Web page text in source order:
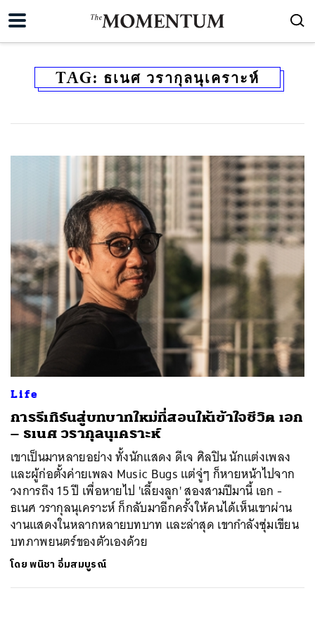
TAG: ธเนศ วรากุลนุเคราะห์
Life
การรีเทิร์นสู่บทบาทใหม่ที่สอนให้เข้าใจชีวิต เอก
– ธเนศ วรากุลนุเคราะห์
เขาเป็นมาหลายอย่าง ทั้งนักแสดง ดีเจ ศิลปิน นักแต่งเพลง
และผู้ก่อตั้งค่ายเพลง Music Bugs แต่จู่ๆ ก็หายหน้าไปจาก
วงการถึง 15 ปี เพื่อหายไป 'เลี้ยงลูก' สองสามปีมานี้ เอก -
ธเนศ วรากุลนุเคราะห์ ก็กลับมาอีกครั้งให้คนได้เห็นเขาผ่าน
งานแสดงในหลากหลายบทบาท และล่าสุด เขากำลังซุ่มเขียน
บทภาพยนตร์ของตัวเองด้วย
โดยพนิชา อิ่มสมบูรณ์
ค้นหา